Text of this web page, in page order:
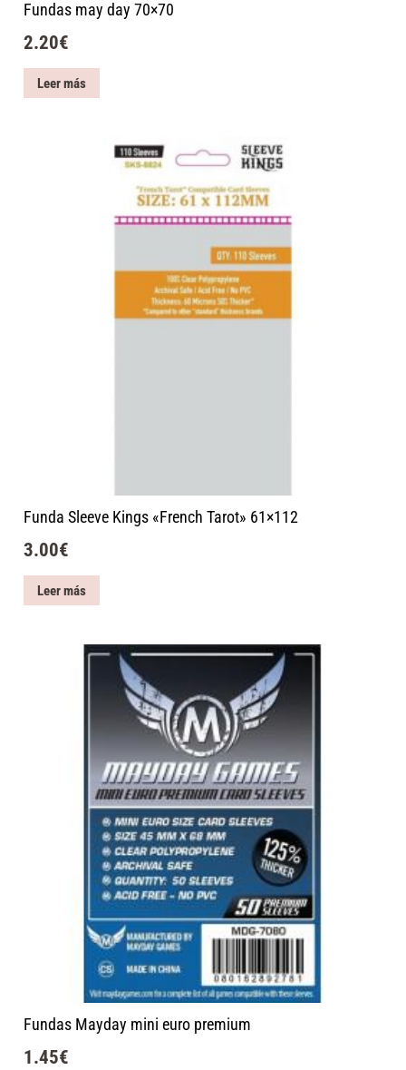
Fundas may day 70×70
2.20€
Leer más
Funda Sleeve Kings «French Tarot» 61×112
3.00€
Leer más
Fundas Mayday mini euro premium
1.45€